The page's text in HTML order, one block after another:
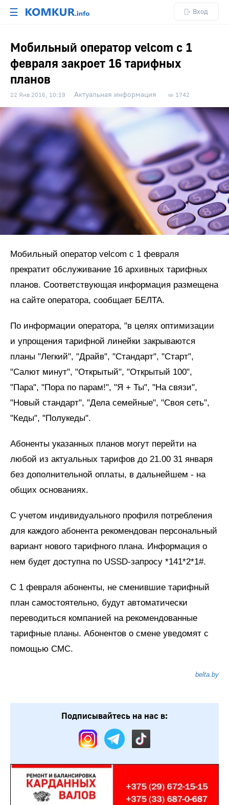
☰ Вход
Мобильный оператор velcom с 1
февраля закроет 16 тарифных
планов
22 Янв 2016, 10:19 Актуальная информация 1742
Мобильный оператор velcom c 1 февраля
прекратит обслуживание 16 архивных тарифных
планов. Соответствующая информация размещена
на сайте оператора, сообщает БЕЛТА.
По информации оператора, "в целях оптимизации
и упрощения тарифной линейки закрываются
планы "Легкий", "Драйв", "Стандарт", "Старт",
"Салют минут", "Открытый", "Открытый 100",
"Пара", "Пора по парам!", "Я + Ты", "На связи",
"Новый стандарт", "Дела семейные", "Своя сеть",
"Кеды", "Полукеды".
Абоненты указанных планов могут перейти на
любой из актуальных тарифов до 21.00 31 января
без дополнительной оплаты, в дальнейшем - на
общих основаниях.
С учетом индивидуального профиля потребления
для каждого абонента рекомендован персональный
вариант нового тарифного плана. Информация о
нем будет доступна по USSD-запросу *141*2*1#.
С 1 февраля абоненты, не сменившие тарифный
план самостоятельно, будут автоматически
переводиться компанией на рекомендованные
тарифные планы. Абонентов о смене уведомят с
помощью СМС.
belta.by
Подписывайтесь на нас в: